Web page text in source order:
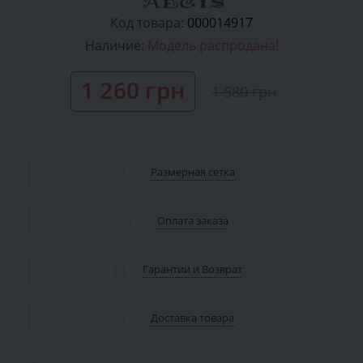
Код товара: 000014917
Наличие: Модель распродана!
1 260 грн
Размерная сетка
Оплата заказа
Гарантии и Возврат
Доставка товара